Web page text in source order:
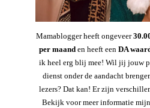
Mamablogger heeft ongeveer30
per maanden heeft een DA
ik heel erg blij mee! Wil jij jouw
dienst onder de aandacht
lezers? Dat kan! Er zijn
Bekijk voor meer informatie mijn